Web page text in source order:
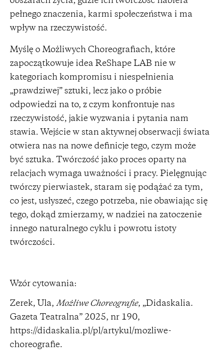
pełnego znaczenia, karmi społeczeństwa i ma
wpływ na rzeczywistość.
Myślę o Możliwych Choreografiach, które
zapoczątkowuje idea ReShape LAB nie w
kategoriach kompromisu i niespełnienia
„prawdziwej” sztuki, lecz jako o próbie
odpowiedzi na to, z czym konfrontuje nas
rzeczywistość, jakie wyzwania i pytania nam
stawia. Wejście w stan aktywnej obserwacji świata
otwiera nas na nowe definicje tego, czym może
być sztuka. Twórczość jako proces oparty na
relacjach wymaga uważności i pracy. Pielęgnując
twórczy pierwiastek, staram się podążać za tym,
co jest, usłyszeć, czego potrzeba, nie obawiając się
tego, dokąd zmierzamy, w nadziei na zatoczenie
innego naturalnego cyklu i powrotu istoty
twórczości.
Wzór cytowania:
Zerek, Ula, Możliwe Choreografie, „Didaskalia.
Gazeta Teatralna” 2025, nr 190,
https://didaskalia.pl/pl/artykul/mozliwe-
choreografie.